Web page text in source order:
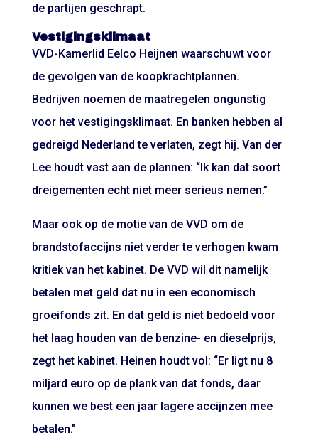
de partijen geschrapt.
Vestigingsklimaat
VVD-Kamerlid Eelco Heijnen waarschuwt voor
de gevolgen van de koopkrachtplannen.
Bedrijven noemen de maatregelen ongunstig
voor het vestigingsklimaat. En banken hebben al
gedreigd Nederland te verlaten, zegt hij. Van der
Lee houdt vast aan de plannen: “Ik kan dat soort
dreigementen echt niet meer serieus nemen.”
Maar ook op de motie van de VVD om de
brandstofaccijns niet verder te verhogen kwam
kritiek van het kabinet. De VVD wil dit namelijk
betalen met geld dat nu in een economisch
groeifonds zit. En dat geld is niet bedoeld voor
het laag houden van de benzine- en dieselprijs,
zegt het kabinet. Heinen houdt vol: “Er ligt nu 8
miljard euro op de plank van dat fonds, daar
kunnen we best een jaar lagere accijnzen mee
betalen.”